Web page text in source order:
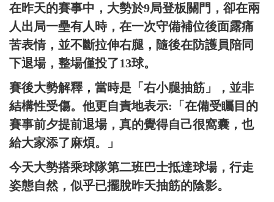
在昨天的賽事中，大勢於9局登板關門，卻在兩
人出局一壘有人時，在一次守備補位後面露痛
苦表情，並不斷拉伸右腿，隨後在防護員陪同
下退場，整場僅投了13球。
賽後大勢解釋，當時是「右小腿抽筋」，並非
結構性受傷。他更自責地表示:「在備受矚目的
賽事前夕提前退場，真的覺得自己很窩囊，也
給大家添了麻煩。」
今天大勢搭乘球隊第二班巴士抵達球場，行走
姿態自然，似乎已擺脫昨天抽筋的陰影。